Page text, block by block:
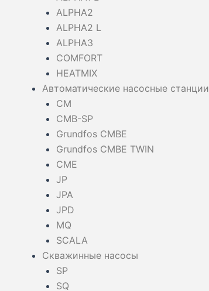
ALPHA2
ALPHA2 L
ALPHA3
COMFORT
HEATMIX
Автоматические насосные станции
CM
CMB-SP
Grundfos CMBE
Grundfos CMBE TWIN
CME
JP
JPA
JPD
MQ
SCALA
Скважинные насосы
SP
SQ